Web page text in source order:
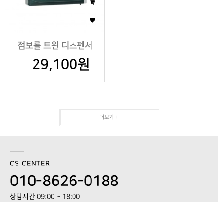
점보롤 트윈 디스펜서
29,100원
더보기 +
CS CENTER
010-8626-0188
상담시간 09:00 ~ 18:00